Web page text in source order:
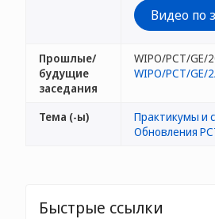
Видео по
Прошлые/
будущие
заседания
WIPO/PCT/GE/
WIPO/PCT/GE/
Тема (-ы) Практикумы и
Обновления
Быстрые ссылки